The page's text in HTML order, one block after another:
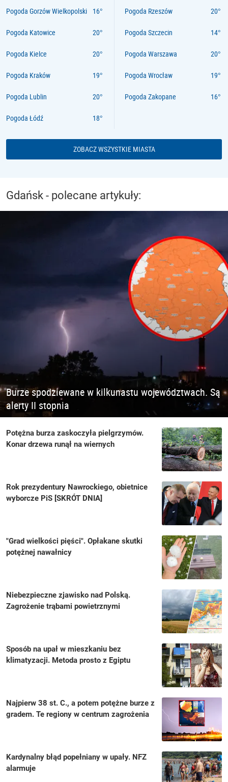
Pogoda Gorzów Wielkopolski
Pogoda Katowice
Pogoda Kielce
Pogoda Kraków
Pogoda Lublin
Pogoda Łódź
Pogoda Rzeszów
Pogoda Szczecin
Pogoda Warszawa
Pogoda Wrocław
Pogoda Zakopane
ZOBACZ WSZYSTKIE MIASTA
Gdańsk - polecane artykuły:
Burze spodziewane w kilkunastu województwach. Są
alerty II stopnia
Potężna burza zaskoczyła pielgrzymów.
Konar drzewa runął na wiernych
Rok prezydentury Nawrockiego, obietnice
wyborcze PiS [SKRÓT DNIA]
"Grad wielkości pięści". Opłakane skutki
potężnej nawałnicy
Niebezpieczne zjawisko nad Polską.
Zagrożenie trąbami powietrznymi
Sposób na upał w mieszkaniu bez
klimatyzacji. Metoda prosto z Egiptu
Najpierw 38 st. C., a potem potężne burze z
gradem. Te regiony w centrum zagrożenia
Kardynalny błąd popełniany w upały. NFZ
alarmuje